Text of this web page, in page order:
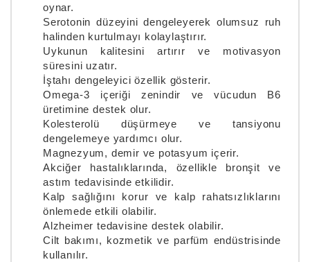
oynar.
Serotonin düzeyini dengeleyerek olumsuz ruh
halinden kurtulmayı kolaylaştırır.
Uykunun kalitesini artırır ve motivasyon
süresini uzatır.
İştahı dengeleyici özellik gösterir.
Omega-3 içeriği zenindir ve vücudun B6
üretimine destek olur.
Kolesterolü düşürmeye ve tansiyonu
dengelemeye yardımcı olur.
Magnezyum, demir ve potasyum içerir.
Akciğer hastalıklarında, özellikle bronşit ve
astım tedavisinde etkilidir.
Kalp sağlığını korur ve kalp rahatsızlıklarını
önlemede etkili olabilir.
Alzheimer tedavisine destek olabilir.
Cilt bakımı, kozmetik ve parfüm endüstrisinde
kullanılır.